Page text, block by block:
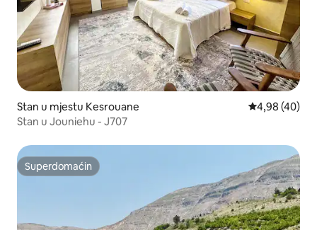
Stan u mjestu Kesrouane Prosječna
4,98 (40)
Stan u Jouniehu - J707
Superdomaćin
Superdomaćin